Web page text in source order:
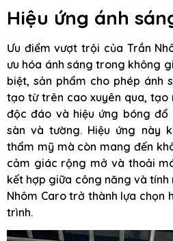
Hiệu ứng ánh
Ưu điểm vượt trội của Trần
ưu hóa ánh sáng trong không
biệt, sản phẩm cho phép ánh
tạo từ trên cao xuyên qua,
độc đáo và hiệu ứng bóng
sàn và tường. Hiệu ứng này
thẩm mỹ mà còn mang đến
cảm giác rộng mở và thoải
kết hợp giữa công năng và
Nhôm Caro trở thành lựa chọn
trình.